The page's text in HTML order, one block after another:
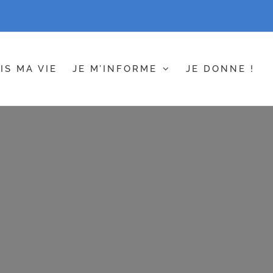
MA VIE JE M’INFORME JE DONNE !